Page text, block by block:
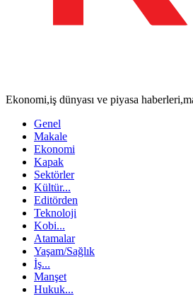
Ekonomi,iş dünyası ve piyasa
Genel
Makale
Ekonomi
Kapak
Sektörler
Kültür...
Editörden
Teknoloji
Kobi...
Atamalar
Yaşam/Sağlık
İş...
Manşet
Hukuk...